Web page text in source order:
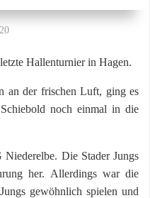
Hallenturnier in Hagen.
an der frischen Luft, ging es
noch einmal in die
Niederelbe. Die Stader Jungs
her. Allerdings war die
gewöhnlich spielen und